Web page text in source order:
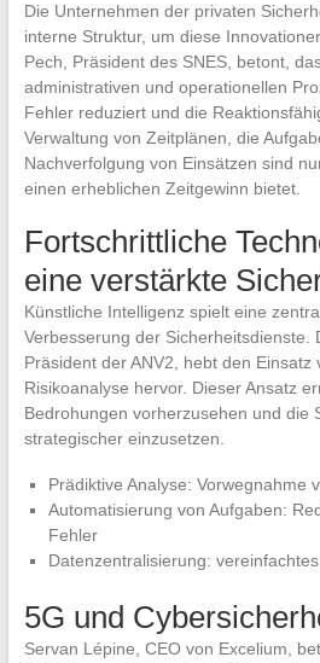
Die Unternehmen der privaten
interne Struktur, um diese
Pech, Präsident des SNES, betont,
administrativen und operationellen
Fehler reduziert und die
Verwaltung von Zeitplänen, die
Nachverfolgung von Einsätzen sind
einen erheblichen Zeitgewinn bietet.
Fortschrittliche
eine verstärkte
Künstliche Intelligenz spielt eine
Verbesserung der Sicherheitsdienste.
Präsident der ANV2, hebt den Einsatz
Risikoanalyse hervor. Dieser Ansatz
Bedrohungen vorherzusehen und die
strategischer einzusetzen.
Prädiktive Analyse: Vorwegnahme
Automatisierung von Aufgaben:
Fehler
Datenzentralisierung:
5G und
Servan Lépine, CEO von Excelium,